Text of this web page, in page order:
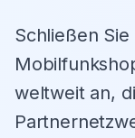
Schließen
weltweit an,